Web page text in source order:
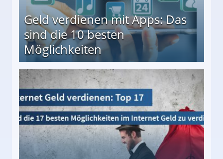
Geld verdienen mit Apps: Das
sind die 10 besten
Möglichkeiten
besten Möglichkeiten